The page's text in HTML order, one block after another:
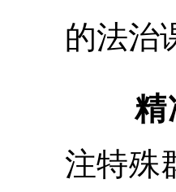
的法治
精
注特殊